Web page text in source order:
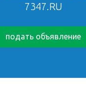
7347.RU
подать объявление